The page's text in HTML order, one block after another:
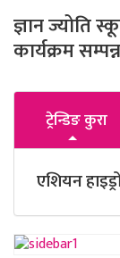
ज्ञान ज्योति
कार्यक्रम सम्पन्न
ट्रेन्डिङ कुरा
एशियन